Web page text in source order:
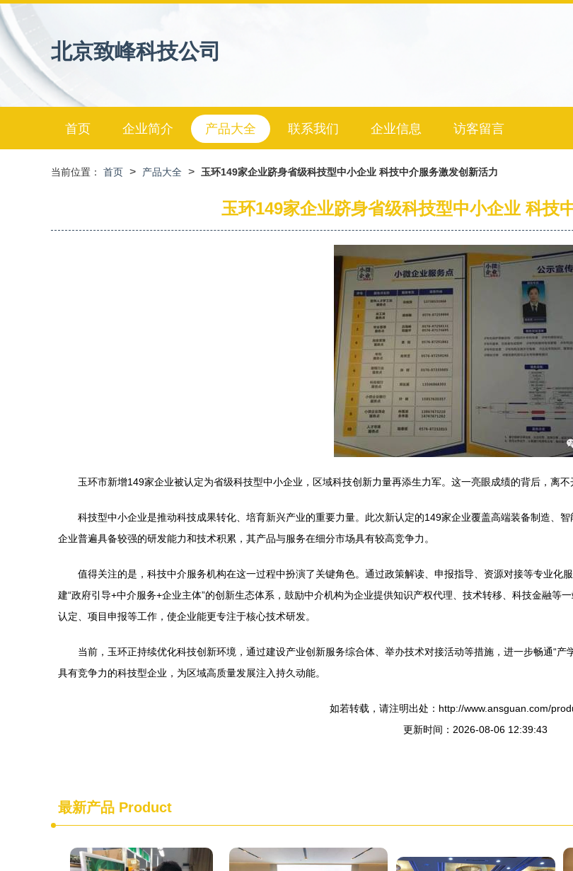
北京致峰科技公司
首页 企业简介 产品大全 联系我们 企业信息 访客留言
当前位置： 首页 > 产品大全 > 玉环149家企业跻身省级科技型中小企业 科技中介服务激发创新活力
玉环149家企业跻身省级科技型中小企业 科技
玉环市新增149家企业被认定为省级科技型中小企业，区域科技创新力量再添生力军。这一亮眼成绩的背后，离不
科技型中小企业是推动科技成果转化、培育新兴产业的重要力量。此次新认定的149家企业覆盖高端装备制造、
企业普遍具备较强的研发能力和技术积累，其产品与服务在细分市场具有较高竞争力。
值得关注的是，科技中介服务机构在这一过程中扮演了关键角色。通过政策解读、申报指导、资源对接等专业化
建“政府引导+中介服务+企业主体”的创新生态体系，鼓励中介机构为企业提供知识产权代理、技术转移、科技金融
认定、项目申报等工作，使企业能更专注于核心技术研发。
当前，玉环正持续优化科技创新环境，通过建设产业创新服务综合体、举办技术对接活动等措施，进一步畅通“
具有竞争力的科技型企业，为区域高质量发展注入持久动能。
如若转载，请注明出处：http://www.ansguan.com/
更新时间：2026-08-06 12:39:43
最新产品 Product